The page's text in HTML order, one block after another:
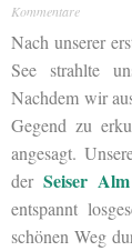
Kommentare
Nach unserer
See strahlte
Nachdem wir
Gegend zu
angesagt.
derSeiser Alm
entspannt
schönen Weg